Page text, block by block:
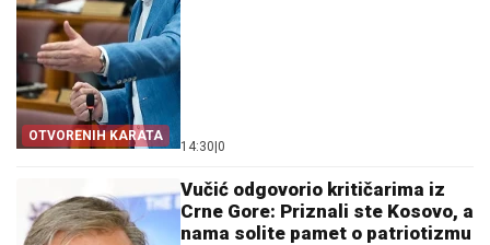
OTVORENIH KARATA
14:30 0
Vučić odgovorio kritičarima iz
Crne Gore: Priznali ste Kosovo, a
nama solite pamet o patriotizmu